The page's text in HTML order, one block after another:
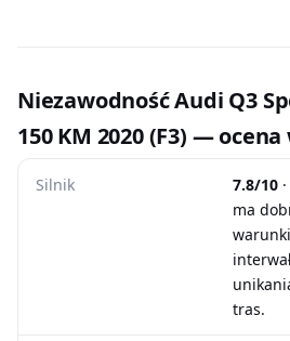
Niezawodność Audi Q3
150 KM 2020 (F3) —
Silnik 7.8/10
ma
tras.